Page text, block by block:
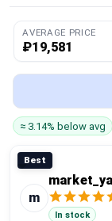
Blog
Compare
Plans & Pricing
AVERAGE PRICE
₽19,581
≈ 3.14% below avg
Best
m
In stock